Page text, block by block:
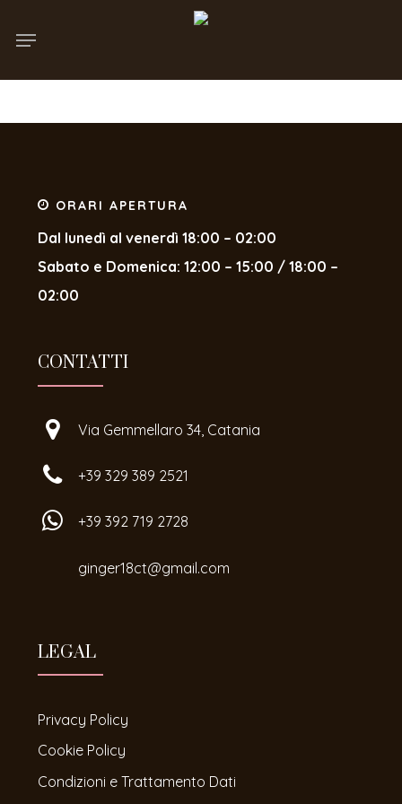
Menu
ORARI APERTURA
Dal lunedì al venerdì 18:00 – 02:00
Sabato e Domenica: 12:00 – 15:00 / 18:00 –
02:00
CONTATTI
Via Gemmellaro 34, Catania
+39 329 389 2521
+39 392 719 2728
ginger18ct@gmail.com
LEGAL
Privacy Policy
Cookie Policy
Condizioni e Trattamento Dati